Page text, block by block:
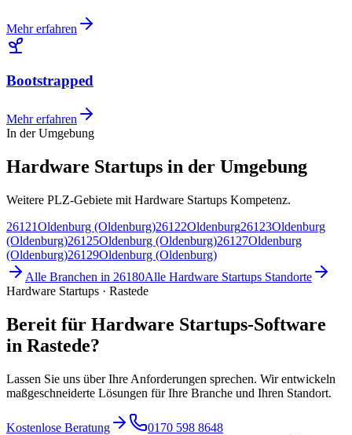
Mehr erfahren
Bootstrapped
Mehr erfahren
In der Umgebung
Hardware Startups in der Umgebung
Weitere PLZ-Gebiete mit Hardware Startups Kompetenz.
26121Oldenburg (Oldenburg)26122Oldenburg26123Oldenburg
(Oldenburg)26125Oldenburg (Oldenburg)26127Oldenburg
(Oldenburg)26129Oldenburg (Oldenburg)
Alle Branchen in 26180Alle Hardware Startups Standorte
Hardware Startups · Rastede
Bereit für Hardware Startups-Software
in Rastede?
Lassen Sie uns über Ihre Anforderungen sprechen. Wir entwickeln
maßgeschneiderte Lösungen für Ihre Branche und Ihren Standort.
Kostenlose Beratung
0170 598 8648